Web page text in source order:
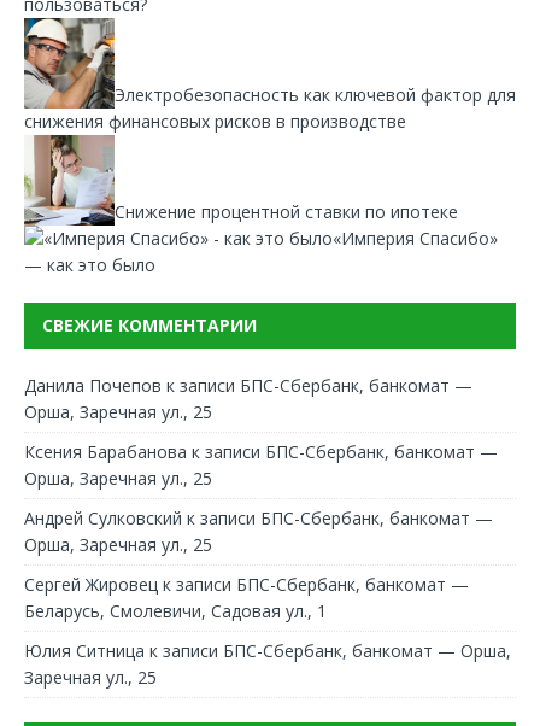
Электробезопасность как ключевой фактор для
снижения финансовых рисков в производстве
Снижение процентной ставки по ипотеке
«Империя Спасибо»
— как это было
СВЕЖИЕ КОММЕНТАРИИ
Данила Почепов к записи БПС-Сбербанк, банкомат —
Орша, Заречная ул., 25
Ксения Барабанова к записи БПС-Сбербанк, банкомат —
Орша, Заречная ул., 25
Андрей Сулковский к записи БПС-Сбербанк, банкомат —
Орша, Заречная ул., 25
Сергей Жировец к записи БПС-Сбербанк, банкомат —
Беларусь, Смолевичи, Садовая ул., 1
Юлия Ситница к записи БПС-Сбербанк, банкомат — Орша,
Заречная ул., 25